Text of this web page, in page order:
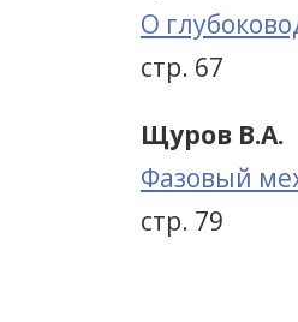
О
стр. 67
Щуров В.А.
Фазовый
стр. 79